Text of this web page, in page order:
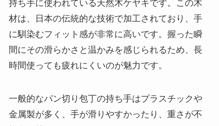
持ち手に使われている天然木ケヤキです。この木
材は、日本の伝統的な技術で加工されており、手
に馴染むフィット感が非常に高いです。握った瞬
間にその滑らかさと温かみを感じられるため、長
時間使っても疲れにくいのが魅力です。
一般的なパン切り包丁の持ち手はプラスチックや
金属製が多く、手が滑りやすかったり、重さが不